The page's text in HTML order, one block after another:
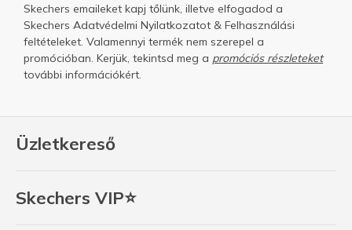
Üzletkereső
Skechers VIP⭐
Skechers emaileket kapj tőlünk, illetve elfogadod a
Skechers Adatvédelmi Nyilatkozatot & Felhasználási
feltételeket. Valamennyi termék nem szerepel a
promócióban. Kerjük, tekintsd meg a promóciós részleteket
további információkért.